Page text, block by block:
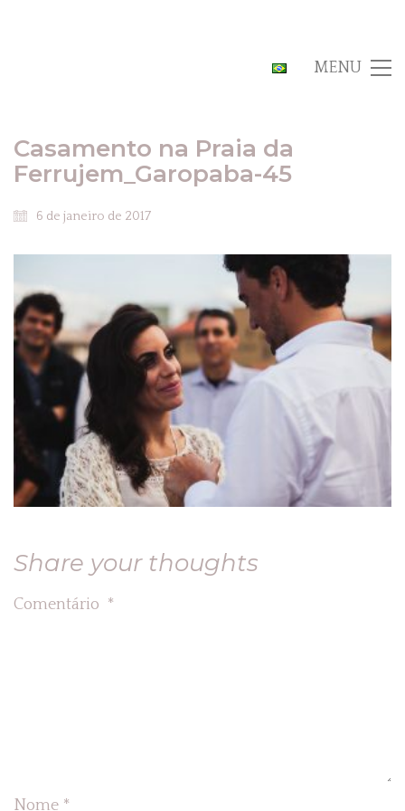
MENU
Casamento na Praia da
Ferrujem_Garopaba-45
6 de janeiro de 2017
Share your thoughts
Comentário *
Nome *